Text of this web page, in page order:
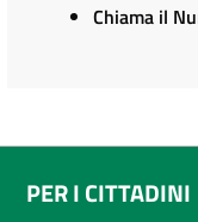
Chiama il
PER I CITTADINI